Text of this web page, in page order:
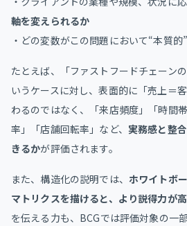
軸を変えられるか
・どの変数がこの問題において“本質
たとえば、「ファストフードチェーン
いうケースに対し、表面的に「売上＝
わるのではなく、「来店頻度」「時間
率」「店舗回転率」など、 実務感と整
きるかが評価されます。
また、構造化の説明では、 ホワイトボ
マトリクスを描けると、より説得力が
を伝える力も、BCGでは評価対象の一部